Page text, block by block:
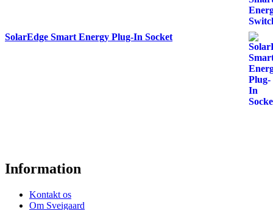
SolarEdge Smart Energy Plug-In Socket
Information
Kontakt os
Om Sveigaard